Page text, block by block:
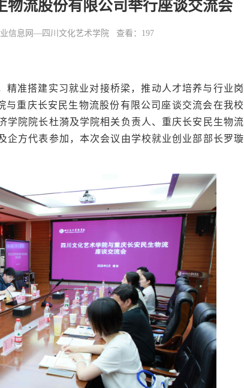
物流股份有限公司举行座谈交流会
信息网—四川文化艺术学院 查看： 197
精准搭建实习就业对接桥梁，推动人才培养与行业岗
重庆长安民生物流股份有限公司座谈交流会在我校
学院院长杜漪及学院相关负责人、重庆长安民生物流
企方代表参加，本次会议由学校就业创业部部长罗璇